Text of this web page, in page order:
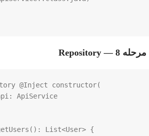
مرحله 8 — Repository
@Inject constructor(
: ApiService
(): List<User> {